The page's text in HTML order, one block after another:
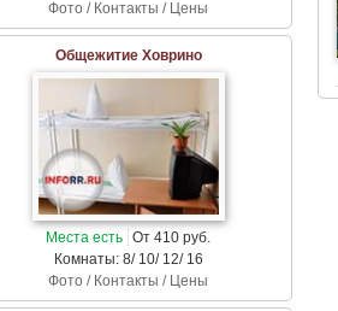
Фото / Контакты / Цены
Общежитие Ховрино
Места есть От 410 руб.
Комнаты: 8/ 10/ 12/ 16
Фото / Контакты / Цены